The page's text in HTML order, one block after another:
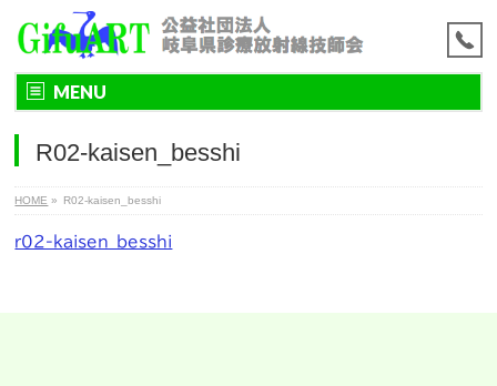
MENU
R02-kaisen_besshi
HOME » R02-kaisen_besshi
r02-kaisen_besshi